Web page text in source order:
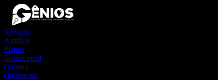
Serviços
Portfólio
Planos
Institucional
Contato
Orçamento